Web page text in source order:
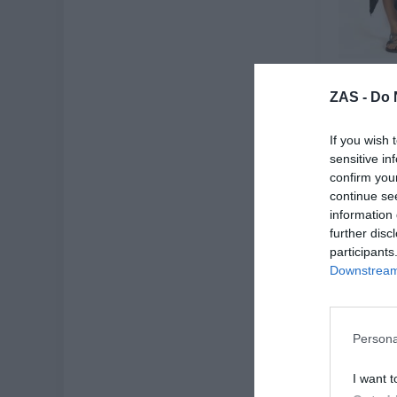
ZAS - Do
If you wish
sensitive
confirm
continue
information
further
I want
6,
-70%